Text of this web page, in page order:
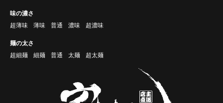
味の濃さ
超薄味
薄味 普通 濃味 超濃味
麺の太さ
超細麺
細麺 普通 太麺 超太麺